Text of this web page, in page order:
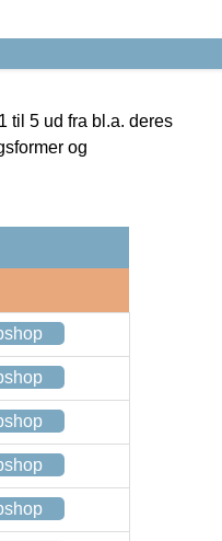
til 5 ud fra bl.a. deres
og